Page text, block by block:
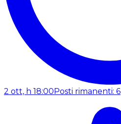
2 ott, h 18:00Posti rimanenti: 6